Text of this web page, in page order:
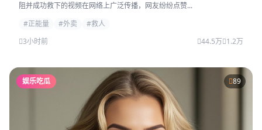
阻并成功救下的视频在网络上广泛传播，网友纷纷点赞...
#正能量
#外卖
#救人
3小时前
44.5万 1.2万
娱乐吃瓜 89